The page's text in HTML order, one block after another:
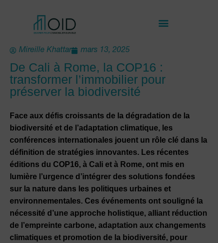
Mireille Khattar mars 13, 2025
De Cali à Rome, la COP16 :
transformer l’immobilier pour
préserver la biodiversité
Face aux défis croissants de la dégradation de la
biodiversité et de l’adaptation climatique, les
conférences internationales jouent un rôle clé dans la
définition de stratégies innovantes. Les récentes
éditions du COP16, à Cali et à Rome, ont mis en
lumière l’urgence d’intégrer des solutions fondées
sur la nature dans les politiques urbaines et
environnementales. Ces événements ont souligné la
nécessité d’une approche holistique, alliant réduction
de l’empreinte carbone, adaptation aux changements
climatiques et promotion de la biodiversité, pour